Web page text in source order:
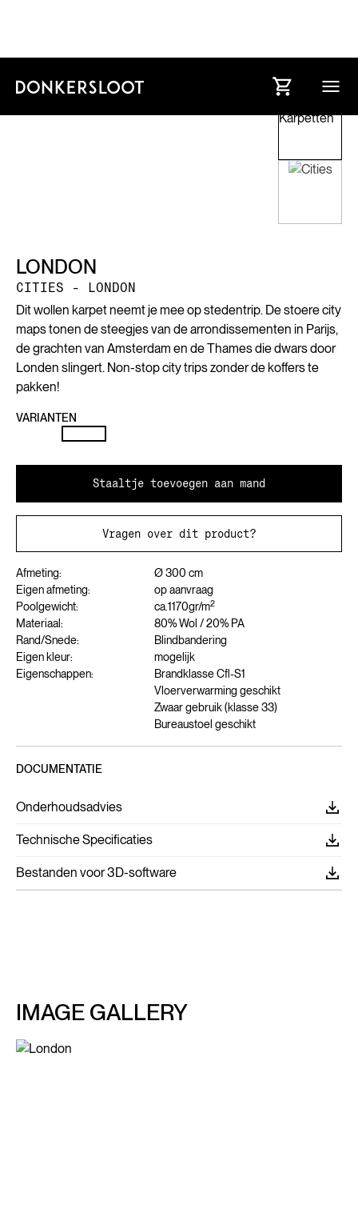
LONDON
CITIES - LONDON
Dit wollen karpet neemt je mee op stedentrip. De stoere city
maps tonen de steegjes van de arrondissementen in Parijs,
de grachten van Amsterdam en de Thames die dwars door
Londen slingert. Non-stop city trips zonder de koffers te
pakken!
VARIANTEN
Staaltje toevoegen aan mand
Vragen over dit product?
Afmeting:
Ø 300 cm
Eigen afmeting:
op aanvraag
Poolgewicht:
ca.1170gr/m2
Materiaal:
80% Wol / 20% PA
Rand/Snede:
Blindbandering
Eigen kleur:
mogelijk
Eigenschappen:
Brandklasse Cfl-S1
Vloerverwarming geschikt
Zwaar gebruik (klasse 33)
Bureaustoel geschikt
DOCUMENTATIE
Onderhoudsadvies
Technische Specificaties
Bestanden voor 3D-software
IMAGE GALLERY